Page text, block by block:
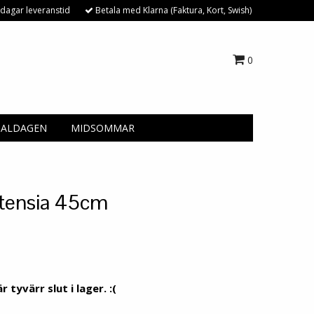
leveranstid Betala med Klarna (Faktura, Kort, Swish)
0
MIDSOMMAR
45cm
tyvärr slut i lager. :(